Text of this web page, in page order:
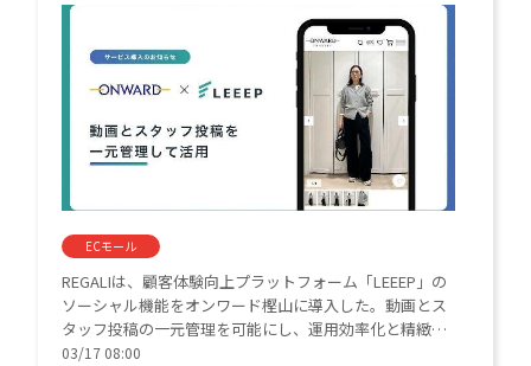
ECモール
REGALIは、顧客体験向上プラットフォーム「LEEEP」の
ソーシャル機能をオンワード樫山に導入した。動画とス
タッフ投稿の一元管理を可能にし、運用効率化と精緻な
反響分析を支援。ECサイトにおける良質なコンテンツ展
03/17 08:00